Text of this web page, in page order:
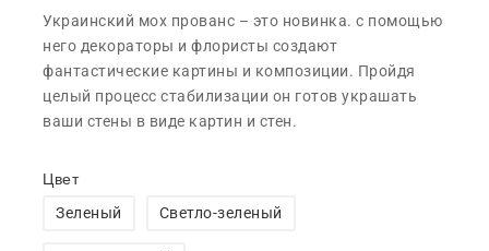
Украинский мох прованс – это новинка. с помощью
него декораторы и флористы создают
фантастические картины и композиции. Пройдя
целый процесс стабилизации он готов украшать
ваши стены в виде картин и стен.
Цвет
Зеленый
Светло-зеленый